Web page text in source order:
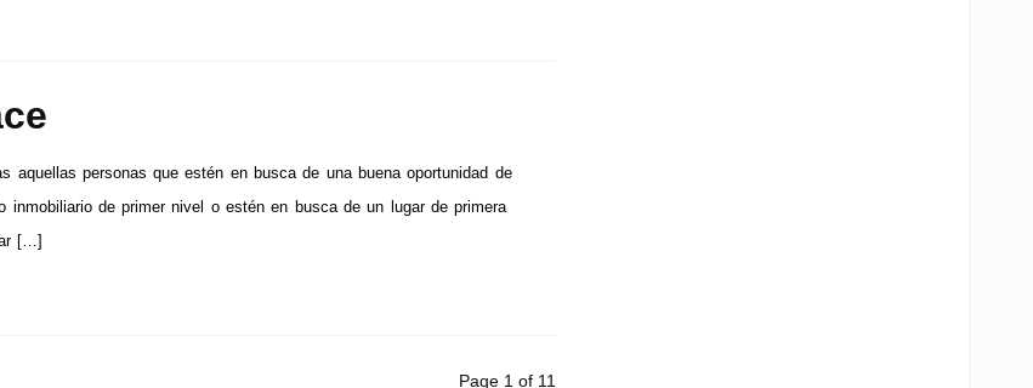
aquellas personas que estén en busca de una buena oportunidad de
inmobiliario de primer nivel o estén en busca de un lugar de primera
[…]
Page 1 of 11